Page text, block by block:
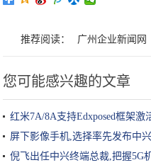
推荐阅读： 广州企业新闻网
您可能感兴趣的文章
红米7A/8A支持Edxposed框架激
屏下影像手机,选择率先发布中
倪飞出任中兴终端总裁,把握5G